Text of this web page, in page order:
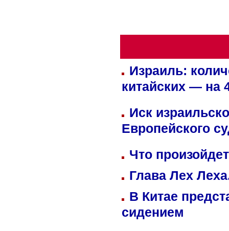
Израиль:
китайских — на
Иск
Европейского
Что
Глава Лех
В Китае
сидением